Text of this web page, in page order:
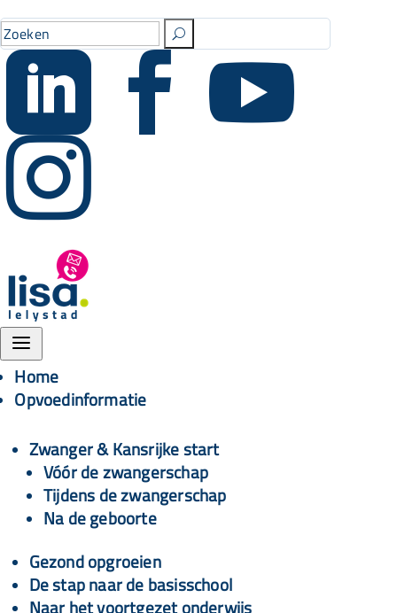
U
  

a
Home
Opvoedinformatie
Zwanger & Kansrijke start
Vóór de zwangerschap
Tijdens de zwangerschap
Na de geboorte
Gezond opgroeien
De stap naar de basisschool
Naar het voortgezet onderwijs